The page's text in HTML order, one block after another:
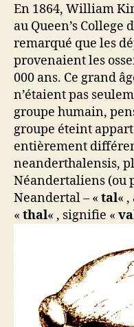
En 1864, William
au Queen’s
remarqué que les
provenaient les
000 ans. Ce grand
n’étaient pas
groupe humain,
groupe éteint
entièrement
neanderthalensis,
Néandertaliens (ou
Neandertal – « tal«
« thal« , signifie «